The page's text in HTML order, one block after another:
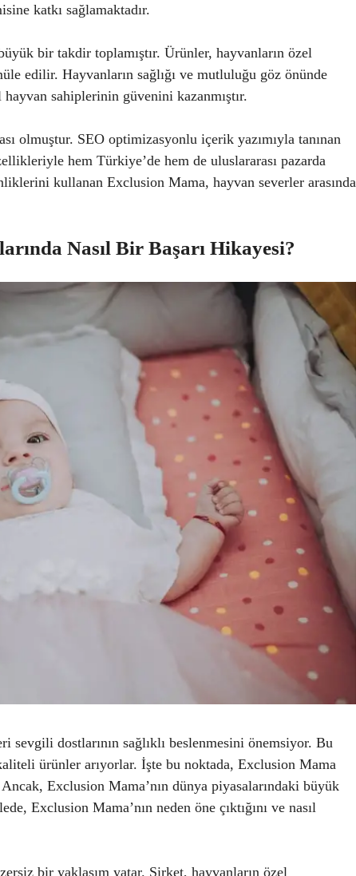
katkı sağlamaktadır.
bir takdir toplamıştır. Ürünler, hayvanların özel
edilir. Hayvanların sağlığı ve mutluluğu göz önünde
sahiplerinin güvenini kazanmıştır.
olmuştur. SEO optimizasyonlu içerik yazımıyla tanınan
hem Türkiye’de hem de uluslararası pazarda
kullanan Exclusion Mama, hayvan severler arasında
Nasıl Bir Başarı Hikayesi?
sevgili dostlarının sağlıklı beslenmesini önemsiyor. Bu
ürünler arıyorlar. İşte bu noktada, Exclusion Mama
Exclusion Mama’nın dünya piyasalarındaki büyük
Exclusion Mama’nın neden öne çıktığını ve nasıl
bir yaklaşım yatar. Şirket, hayvanların özel